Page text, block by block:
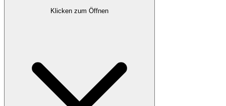
Klicken zum Öffnen